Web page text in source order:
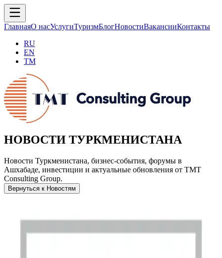
ГлавнаяО насУслугиТуризмБлогНовостиВакансииКонтакты
RU
EN
TM
НОВОСТИ ТУРКМЕНИСТАНА
Новости Туркменистана, бизнес-события, форумы в
Ашхабаде, инвестиции и актуальные обновления от TMT
Consulting Group.
Вернуться к Новостям